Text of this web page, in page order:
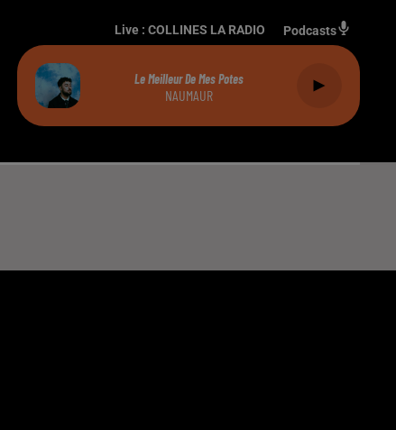
Live : COLLINES LA RADIO Podcasts
Le Meilleur De Mes Potes
NAUMAUR